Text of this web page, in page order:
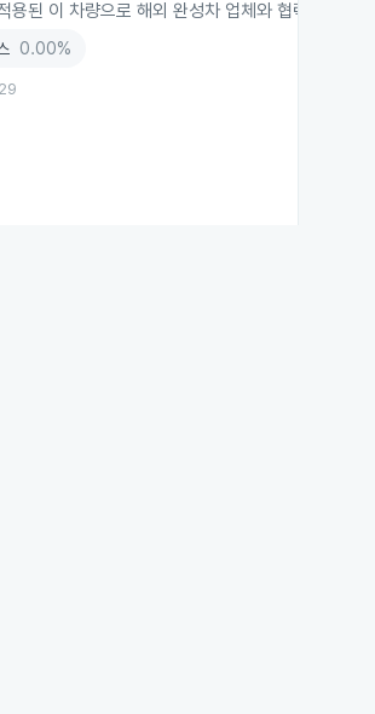
용된 이 차량으로 해외 완성차 업체와 협력을 확대
0.00%